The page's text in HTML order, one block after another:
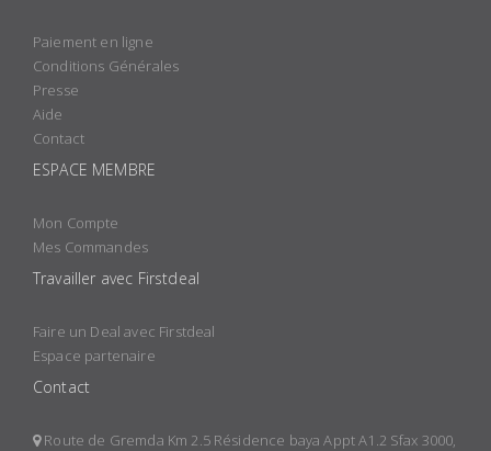
Paiement en ligne
Conditions Générales
Presse
Aide
Contact
ESPACE MEMBRE
Mon Compte
Mes Commandes
Travailler avec Firstdeal
Faire un Deal avec Firstdeal
Espace partenaire
Contact
Route de Gremda Km 2.5 Résidence baya Appt A1.2 Sfax 3000,